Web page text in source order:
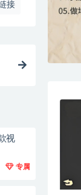
接
视
专属